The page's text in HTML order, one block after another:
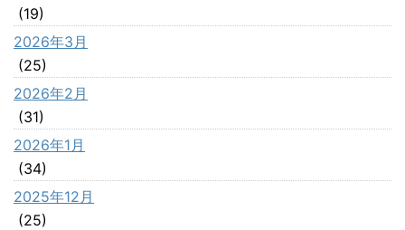
(19)
2026年3月
(25)
2026年2月
(31)
2026年1月
(34)
2025年12月
(25)